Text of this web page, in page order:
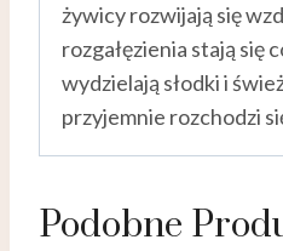
żywicy rozwijają się
rozgałęzienia stają się
wydzielają słodki i
przyjemnie rozchodzi
Podobne